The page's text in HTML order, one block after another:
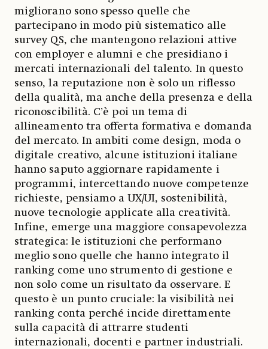
migliorano sono spesso quelle che
partecipano in modo più sistematico alle
survey QS, che mantengono relazioni attive
con employer e alumni e che presidiano i
mercati internazionali del talento. In questo
senso, la reputazione non è solo un riflesso
della qualità, ma anche della presenza e della
riconoscibilità. C’è poi un tema di
allineamento tra offerta formativa e domanda
del mercato. In ambiti come design, moda o
digitale creativo, alcune istituzioni italiane
hanno saputo aggiornare rapidamente i
programmi, intercettando nuove competenze
richieste, pensiamo a UX/UI, sostenibilità,
nuove tecnologie applicate alla creatività.
Infine, emerge una maggiore consapevolezza
strategica: le istituzioni che performano
meglio sono quelle che hanno integrato il
ranking come uno strumento di gestione e
non solo come un risultato da osservare. E
questo è un punto cruciale: la visibilità nei
ranking conta perché incide direttamente
sulla capacità di attrarre studenti
internazionali, docenti e partner industriali.